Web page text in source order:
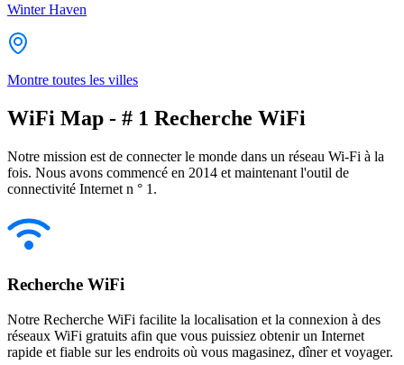
Winter Haven
Montre toutes les villes
WiFi Map - # 1 Recherche WiFi
Notre mission est de connecter le monde dans un réseau Wi-Fi à la
fois. Nous avons commencé en 2014 et maintenant l'outil de
connectivité Internet n ° 1.
Recherche WiFi
Notre Recherche WiFi facilite la localisation et la connexion à des
réseaux WiFi gratuits afin que vous puissiez obtenir un Internet
rapide et fiable sur les endroits où vous magasinez, dîner et voyager.